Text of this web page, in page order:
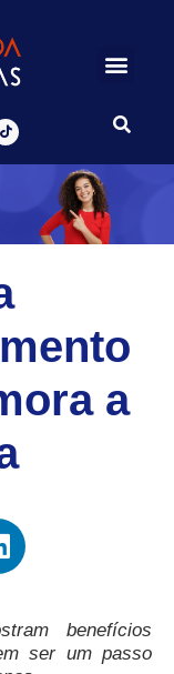
a
benefícios
ser um passo